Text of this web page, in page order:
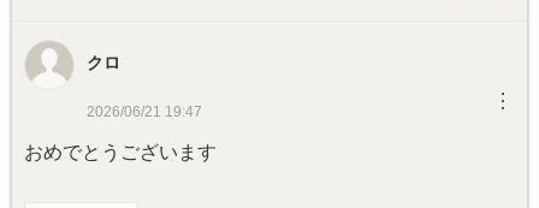
クロ
2026/06/21 19:47 ︙
おめでとうございます